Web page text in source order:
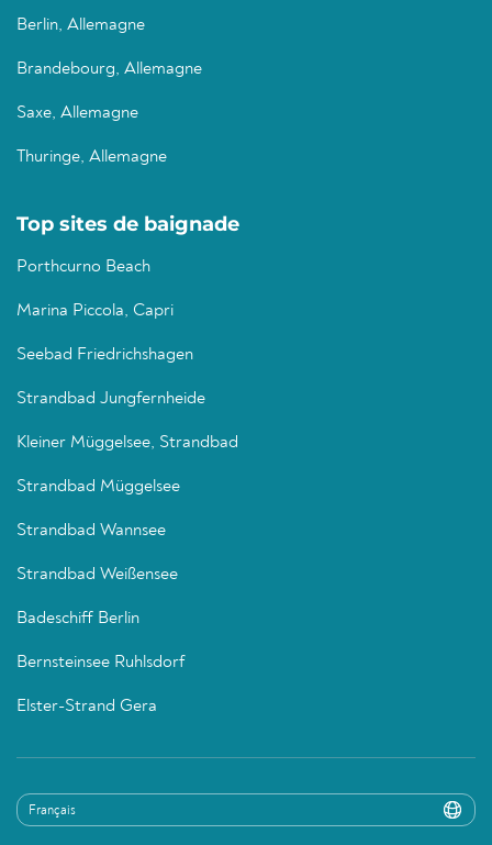
Berlin, Allemagne
Brandebourg, Allemagne
Saxe, Allemagne
Thuringe, Allemagne
Top sites de baignade
Porthcurno Beach
Marina Piccola, Capri
Seebad Friedrichshagen
Strandbad Jungfernheide
Kleiner Müggelsee, Strandbad
Strandbad Müggelsee
Strandbad Wannsee
Strandbad Weißensee
Badeschiff Berlin
Bernsteinsee Ruhlsdorf
Elster-Strand Gera